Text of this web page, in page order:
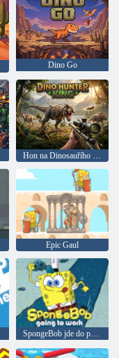
Dino Go
Hon na Dinosauřího krále
Epic Gaul
SpongeBob jde do práce